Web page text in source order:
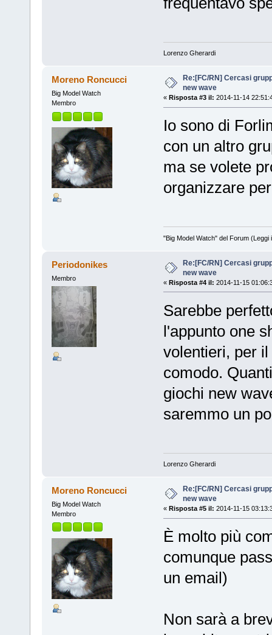
Lorenzo Gherardi
Moreno Roncucci
Big Model Watch
Membro
Re:[FC/RN] Cercasi
new wave
« Risposta #3 il: 2014-11-14
Io sono di
con un altro
ma se volete
organizzare
"Big Model Watch" del Forum
Periodonikes
Membro
Re:[FC/RN] Cercasi
new wave
« Risposta #4 il: 2014-11-15
Sarebbe
l'appunto one
volentieri, per
comodo.
giochi new
saremmo un
Lorenzo Gherardi
Moreno Roncucci
Big Model Watch
Membro
Re:[FC/RN] Cercasi
new wave
« Risposta #5 il: 2014-11-15
È molto più
comunque
un email)
Non sarà a